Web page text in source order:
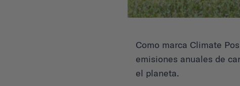
Como marca Climate
emisiones anuales de
el planeta.